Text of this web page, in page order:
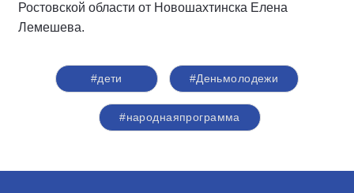
Ростовской области от Новошахтинска Елена
Лемешева.
#дети #Деньмолодежи
#народнаяпрограмма